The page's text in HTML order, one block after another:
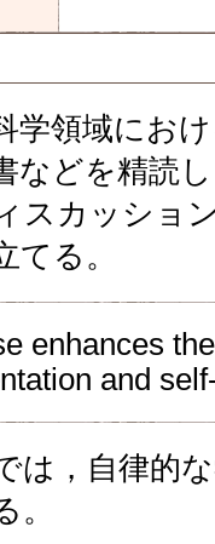
学領域にお
などを精読
スカッショ
てる。
enhances
and
は，自律的
。